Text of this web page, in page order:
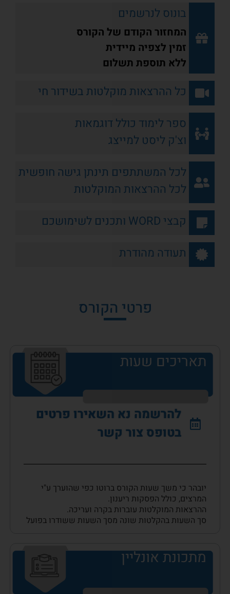
בונוס לנרשמים
המחזור הקודם של הקורס
זמין לצפיה מיידית
ללא תוספת תשלום
כל ההרצאות מוקלטות בשידור חי
ספר לימוד כולל דוגמאות
וצ'ק ליסט למייצג
לכל המשתתפים תינתן גישה חופשית
לכל ההרצאות המוקלטות
קבצי WORD ותכנים לשימושכם
תעודה מהודרת
פרטי הקורס
תאריכים שעות
להרשמה נא השאירו פרטים
בטופס צור קשר
יובהר כי משך שעות הקורס ברוטו כפי שהוערך ע"י
המרצים, כולל הפסקות ריענון.
ההרצאות המוקלטות עוברות בקרה ועריכה.
סך השעות בהקלטות שונה מסך השעות ששודרו בפועל
מתכונת אונליין